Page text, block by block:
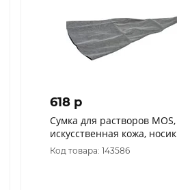
618 p
Сумка для растворов MOS,
искусственная кожа, носик
нержавеющая сталь 7,5 л
05925M
Код товара: 143586